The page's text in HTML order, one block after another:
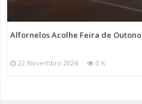
Alfornelos Acolhe Feira de Outono
22 Novembro 2024 0 K